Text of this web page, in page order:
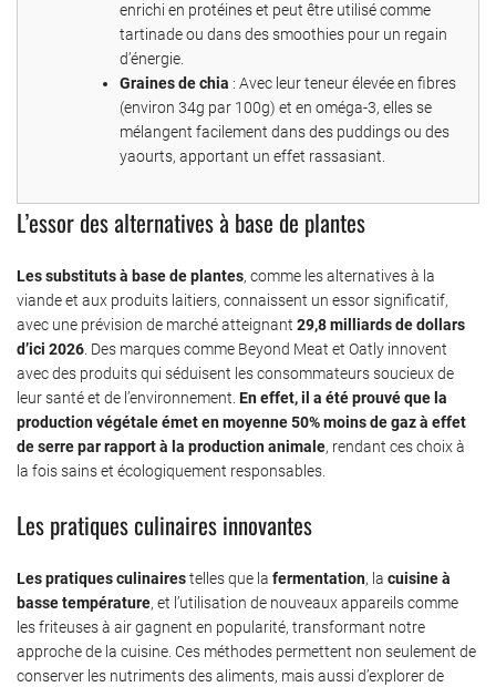
enrichi en protéines et peut être utilisé comme
tartinade ou dans des smoothies pour un regain
d’énergie.
Graines de chia : Avec leur teneur élevée en fibres
(environ 34g par 100g) et en oméga-3, elles se
mélangent facilement dans des puddings ou des
yaourts, apportant un effet rassasiant.
L’essor des alternatives à base de plantes
Les substituts à base de plantes, comme les alternatives à la
viande et aux produits laitiers, connaissent un essor significatif,
avec une prévision de marché atteignant 29,8 milliards de dollars
d’ici 2026 . Des marques comme Beyond Meat et Oatly innovent
avec des produits qui séduisent les consommateurs soucieux de
leur santé et de l’environnement. En effet, il a été prouvé que la
production végétale émet en moyenne 50% moins de gaz à effet
de serre par rapport à la production animale, rendant ces choix à
la fois sains et écologiquement responsables.
Les pratiques culinaires innovantes
Les pratiques culinairestelles que la fermentation, la cuisine à
basse température, et l’utilisation de nouveaux appareils comme
les friteuses à air gagnent en popularité, transformant notre
approche de la cuisine. Ces méthodes permettent non seulement de
conserver les nutriments des aliments, mais aussi d’explorer de